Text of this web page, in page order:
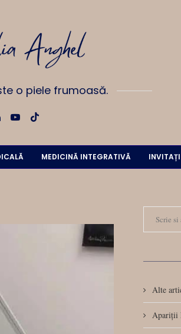
o piele frumoasă.
MEDICINĂ INTEGRATIVĂ INVITAȚI
Alte
Apariții